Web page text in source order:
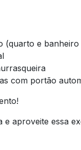
(quarto e banheiro
com portão
e aproveite essa